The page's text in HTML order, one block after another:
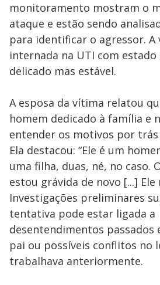
monitoramento mostram o
ataque e estão sendo
para identificar o agressor. A
internada na UTI com estado
delicado mas estável.
A esposa da vítima relatou
homem dedicado à família e
entender os motivos por trás
Ela destacou: “Ele é um
uma filha, duas, né, no caso.
estou grávida de novo [...]
Investigações preliminares
tentativa pode estar ligada a
desentendimentos passados
pai ou possíveis conflitos no
trabalhava anteriormente.